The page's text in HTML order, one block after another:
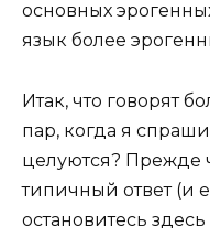
основных
язык более
Итак, что говорят
пар, когда я
целуются? Прежде
типичный ответ (и
остановитесь